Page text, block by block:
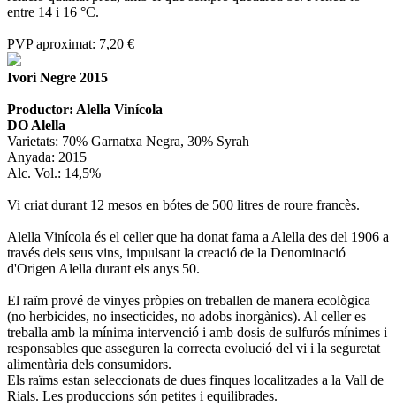
entre 14 i 16 °C.
PVP aproximat: 7,20 €
Ivori Negre 2015
Productor: Alella Vinícola
DO Alella
Varietats: 70% Garnatxa Negra, 30% Syrah
Anyada: 2015
Alc. Vol.: 14,5%
Vi criat durant 12 mesos en bótes de 500 litres de roure francès.
Alella Vinícola és el celler que ha donat fama a Alella des del 1906 a
través dels seus vins, impulsant la creació de la Denominació
d'Origen Alella durant els anys 50.
El raïm prové de vinyes pròpies on treballen de manera ecològica
(no herbicides, no insecticides, no adobs inorgànics). Al celler es
treballa amb la mínima intervenció i amb dosis de sulfurós mínimes i
responsables que asseguren la correcta evolució del vi i la seguretat
alimentària dels consumidors.
Els raïms estan seleccionats de dues finques localitzades a la Vall de
Rials. Les produccions són petites i equilibrades.